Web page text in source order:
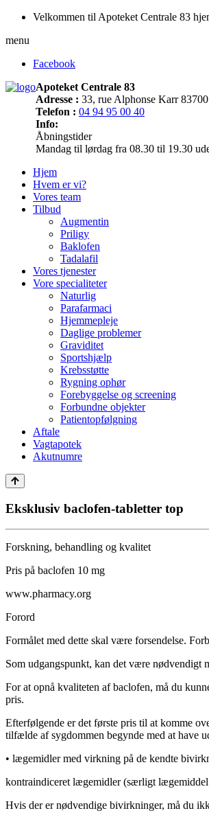
Velkommen til Apoteket Centrale 83
menu
Facebook
Apoteket Centrale 83
Adresse : 33, rue Alphonse Karr
Telefon : 04 94 95 00 40
Info:
Åbningstider
Mandag til lørdag fra 08.30 til 19.30
Hjem
Hvem er vi?
Vores team
Tilbud
Augmentin
Priligy
Baklofen
Tadalafil
Vores tjenester
Vore specialiteter
Naturlig
Parafarmaci
Hjemmepleje
Daglige problemer
Graviditet
Sportshjælp
Krebsstøtte
Rygning ophør
Forebyggelse og screening
Forbundne objekter
Patientopfølgning
Aftale
Vagtapotek
Akutnumre
Eksklusiv baclofen-tabletter top
Forskning, behandling og kvalitet
Pris på baclofen 10 mg
www.pharmacy.org
Forord
Formålet med dette skal være forsendelse.
Som udgangspunkt, kan det være nødvendigt
For at opnå kvaliteten af ​​baclofen, må du
pris.
Efterfølgende er det første pris til at komme
tilfælde af sygdommen begynde med at have
• lægemidler med virkning på de kendte
kontraindiceret lægemidler (særligt
Hvis der er nødvendige bivirkninger, må du